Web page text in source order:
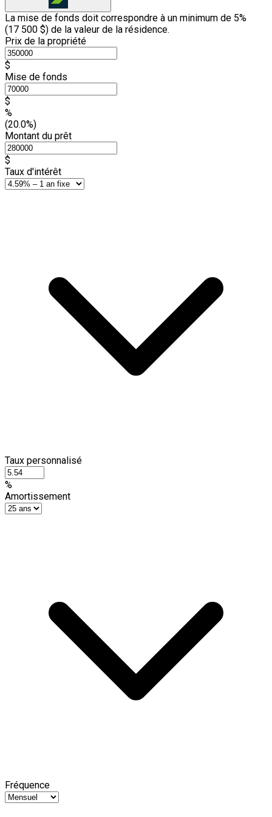
La mise de fonds doit correspondre à un minimum de 5%
(17 500 $) de la valeur de la résidence.
Prix de la propriété
$
Mise de fonds
$
%
(20.0%)
Montant du prêt
$
Taux d'intérêt
Taux personnalisé
%
Amortissement
Fréquence